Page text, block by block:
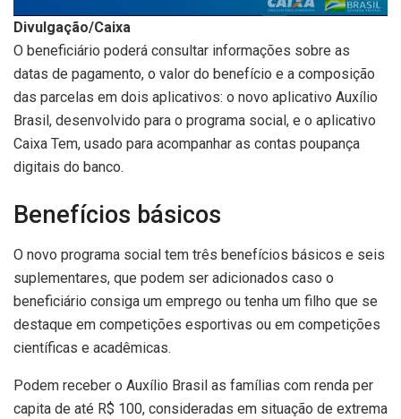
Divulgação/Caixa
O beneficiário poderá consultar informações sobre as
datas de pagamento, o valor do benefício e a composição
das parcelas em dois aplicativos: o novo aplicativo Auxílio
Brasil, desenvolvido para o programa social, e o aplicativo
Caixa Tem, usado para acompanhar as contas poupança
digitais do banco.
Benefícios básicos
O novo programa social tem três benefícios básicos e seis
suplementares, que podem ser adicionados caso o
beneficiário consiga um emprego ou tenha um filho que se
destaque em competições esportivas ou em competições
científicas e acadêmicas.
Podem receber o Auxílio Brasil as famílias com renda per
capita de até R$ 100, consideradas em situação de extrema